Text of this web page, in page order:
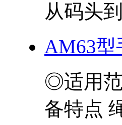
从码头
AM63型
◎适用
备特点